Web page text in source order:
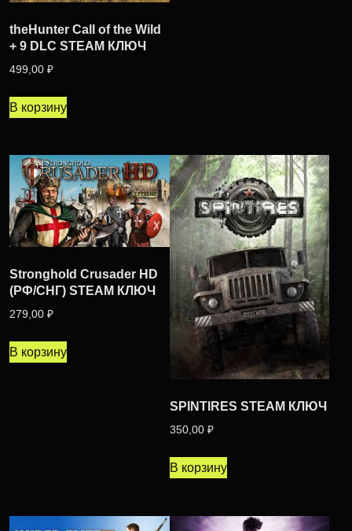
theHunter Call of the Wild
+ 9 DLC STEAM КЛЮЧ
499,00 ₽
В корзину
Stronghold Crusader HD
(РФ/СНГ) STEAM КЛЮЧ
279,00 ₽
В корзину
SPINTIRES STEAM КЛЮЧ
350,00 ₽
В корзину